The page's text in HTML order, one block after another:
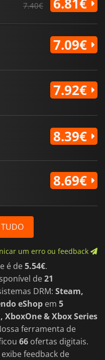
7.40€
7.09€
7.92€
8.39€
8.69€
um erro ou feedback
é de5.54€.
de21
DRM: Steam,
eShop em 5
XboxOne & Xbox Series
ferramenta de
66 ofertas digitais.
feedback de